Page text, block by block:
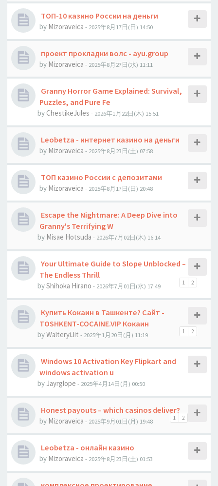
ТОП-10 казино России на деньги
by Mizoraveica - 2025年8月17日(日) 14:50
проект прокладки волс - ayu.group
by Mizoraveica - 2025年8月27日(水) 11:11
Granny Horror Game Explained: Survival,
Puzzles, and Pure Fe
byChestikeJules - 2026年1月22日(木) 15:51
Leobetza - интернет казино на деньги
by Mizoraveica - 2025年8月23日(土) 07:58
ТОП казино России с депозитами
by Mizoraveica - 2025年8月17日(日) 20:48
Escape the Nightmare: A Deep Dive into
Granny's Terrifying W
by Misae Hotsuda - 2026年7月02日(木) 16:14
Your Ultimate Guide to Slope Unblocked –
The Endless Thrill
1 2
byShihoka Hirano - 2026年7月01日(水) 17:49
Купить Кокаин в Ташкенте? Сайт -
TOSHKENT-COCAINE.VIP Кокаин
1 2
byWalteryiJit - 2025年1月20日(月) 11:19
Windows 10 Activation Key Flipkart and
windows activation u
by Jауrglope - 2025年4月14日(月) 00:50
Honest payouts – which casinos deliver?
1 2
by Mizoraveica - 2025年9月01日(月) 19:48
Leobetza - онлайн казино
by Mizoraveica - 2025年8月23日(土) 01:53